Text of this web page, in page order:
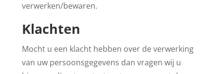
verwerken/bewaren.
Klachten
Mocht u een klacht hebben over de verwerking
van uw persoonsgegevens dan vragen wij u